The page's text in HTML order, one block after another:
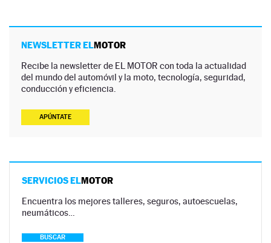
NEWSLETTER ELMOTOR
Recibe la newsletter de EL MOTOR con toda la actualidad
del mundo del automóvil y la moto, tecnología, seguridad,
conducción y eficiencia.
APÚNTATE
SERVICIOS ELMOTOR
Encuentra los mejores talleres, seguros, autoescuelas,
neumáticos…
BUSCAR